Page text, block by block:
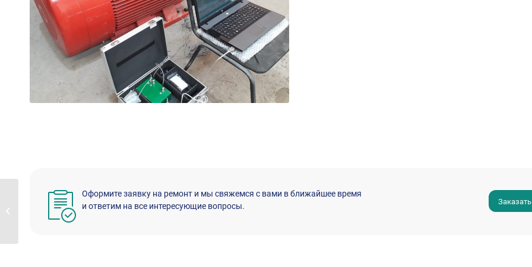
Оформите заявку на ремонт и мы свяжемся с вами в ближайшее время
и ответим на все интересующие вопросы.
Заказать
Комплектация
рабочих мест
необходимым и�...